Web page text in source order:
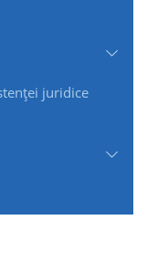
juridice